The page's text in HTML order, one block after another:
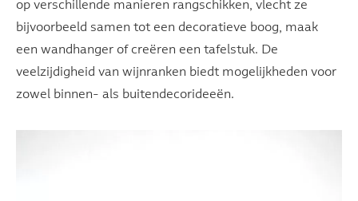
op verschillende manieren rangschikken, vlecht ze
bijvoorbeeld samen tot een decoratieve boog, maak
een wandhanger of creëren een tafelstuk. De
veelzijdigheid van wijnranken biedt mogelijkheden voor
zowel binnen- als buitendecorideeën.